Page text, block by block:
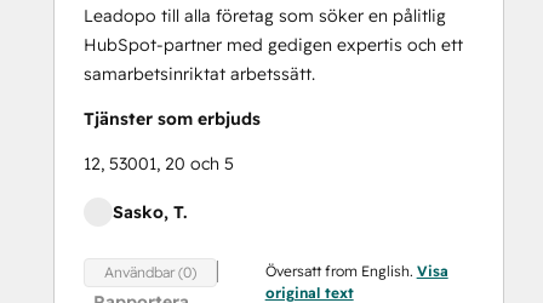
Leadopo till alla företag som söker en pålitlig
HubSpot-partner med gedigen expertis och ett
samarbetsinriktat arbetssätt.
Tjänster som erbjuds
12, 53001, 20 och 5
Sasko, T.
Användbar (0) Översatt from English. Visa
original text